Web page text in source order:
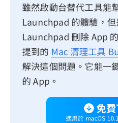
雖然啟動台替代工具能
Launchpad 的體驗，
Launchpad 刪除 App
提到的 Mac 清理工具
解決這個問題。它能一
的 App。
免
適用於 macOS